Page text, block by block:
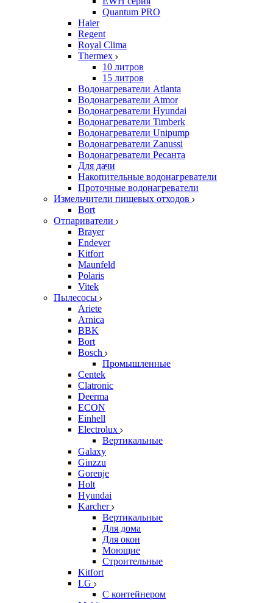
Quantum PRO
Haier
Regent
Royal Clima
Thermex
10 литров
15 литров
Водонагреватели Atlanta
Водонагреватели Atmor
Водонагреватели Hyundai
Водонагреватели Timberk
Водонагреватели Unipump
Водонагреватели Zanussi
Водонагреватели Ресанта
Для дачи
Накопительные водонагреватели
Проточные водонагреватели
Измельчители пищевых отходов
Bort
Отпариватели
Brayer
Endever
Kitfort
Maunfeld
Polaris
Vitek
Пылесосы
Ariete
Arnica
BBK
Bort
Bosch
Промышленные
Centek
Clatronic
Deerma
ECON
Einhell
Electrolux
Вертикальные
Galaxy
Ginzzu
Gorenje
Holt
Hyundai
Karcher
Вертикальные
Для дома
Для окон
Моющие
Строительные
Kitfort
LG
С контейнером